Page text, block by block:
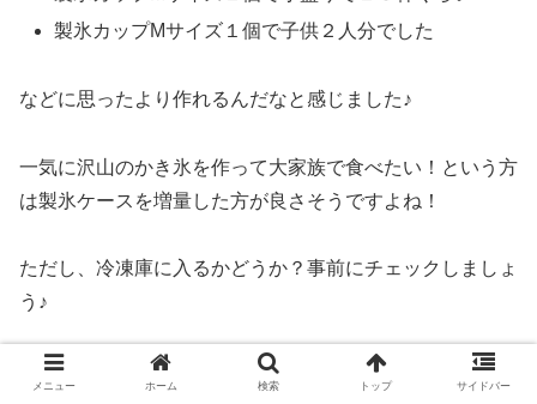
製氷カップMサイズ１個で子供２人分でした
などに思ったより作れるんだなと感じました♪
一気に沢山のかき氷を作って大家族で食べたい！という方
は製氷ケースを増量した方が良さそうですよね！
ただし、冷凍庫に入るかどうか？事前にチェックしましょ
う♪
ドウシシャ(Doshisha) 手動
メニュー ホーム 検索 トップ サイドバー